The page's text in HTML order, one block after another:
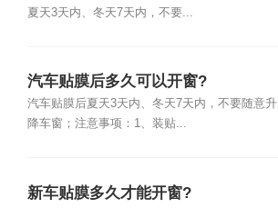
夏天3天内、冬天7天内，不要...
汽车贴膜后多久可以开窗?
汽车贴膜后夏天3天内、冬天7天内，不要随意升
降车窗；注意事项：1、装贴...
新车贴膜多久才能开窗?